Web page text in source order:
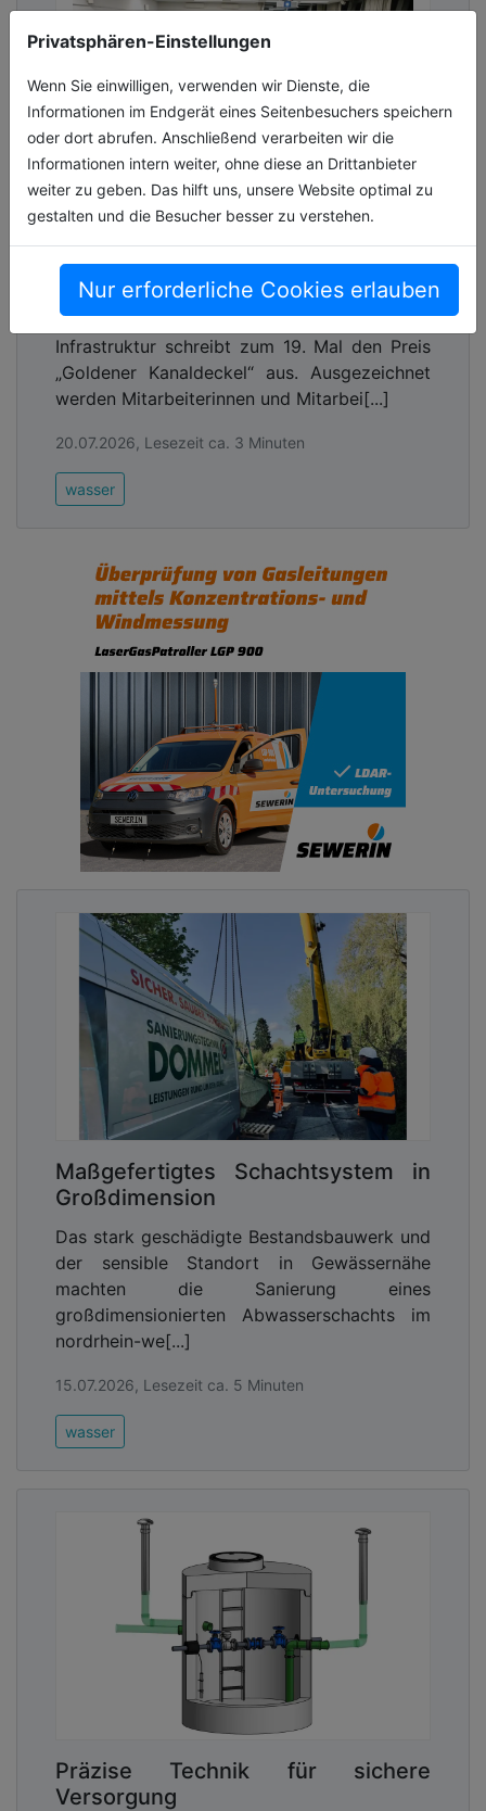
Privatsphären-Einstellungen
Wenn Sie einwilligen, verwenden wir Dienste, die
Informationen im Endgerät eines Seitenbesuchers speichern
oder dort abrufen. Anschließend verarbeiten wir die
Informationen intern weiter, ohne diese an Drittanbieter
weiter zu geben. Das hilft uns, unsere Website optimal zu
gestalten und die Besucher besser zu verstehen.
Nur erforderliche Cookies erlauben
„Goldener Kanaldeckel 2026“ –
Jetzt herausragende Projekte
einreichen
Das IKT – Institut für Unterirdische
Infrastruktur schreibt zum 19. Mal den Preis
„Goldener Kanaldeckel“ aus. Ausgezeichnet
werden Mitarbeiterinnen und Mitarbei[...]
20.07.2026, Lesezeit ca. 3 Minuten
wasser
Maßgefertigtes Schachtsystem in
Großdimension
Das stark geschädigte Bestandsbauwerk und
der sensible Standort in Gewässernähe
machten die Sanierung eines
großdimensionierten Abwasserschachts im
nordrhein-we[...]
15.07.2026, Lesezeit ca. 5 Minuten
wasser
Präzise Technik für sichere
Versorgung